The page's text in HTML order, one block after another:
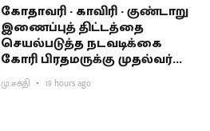
கோதாவரி - காவிரி - குண்டாறு
இணைப்புத் திட்டத்தை
செயல்படுத்த நடவடிக்கை
கோரி பிரதமருக்கு முதல்வர்
விஜய் கடிதம்
மு.சக்தி 19 hours ago